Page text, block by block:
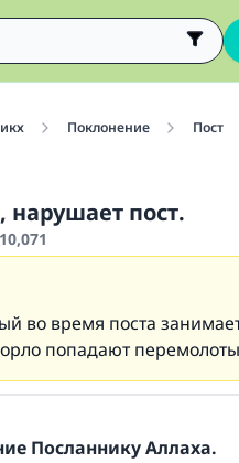
Поклонение Пост
нарушает пост.
10,071
во время поста
попадают
Посланнику Аллаха.